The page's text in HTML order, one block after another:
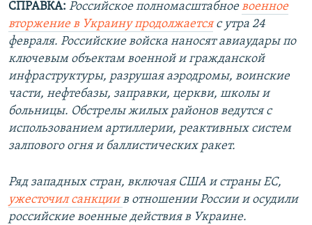
СПРАВКА: Российское полномасштабноевоенное
вторжение в Украину продолжаетсяс утра 24
февраля. Российские войска наносят авиаудары по
ключевым объектам военной и гражданской
инфраструктуры, разрушая аэродромы, воинские
части, нефтебазы, заправки, церкви, школы и
больницы. Обстрелы жилых районов ведутся с
использованием артиллерии, реактивных систем
залпового огня и баллистических ракет.
Ряд западных стран, включая США и страны ЕС,
ужесточил санкциив отношении России и осудили
российские военные действия в Украине.